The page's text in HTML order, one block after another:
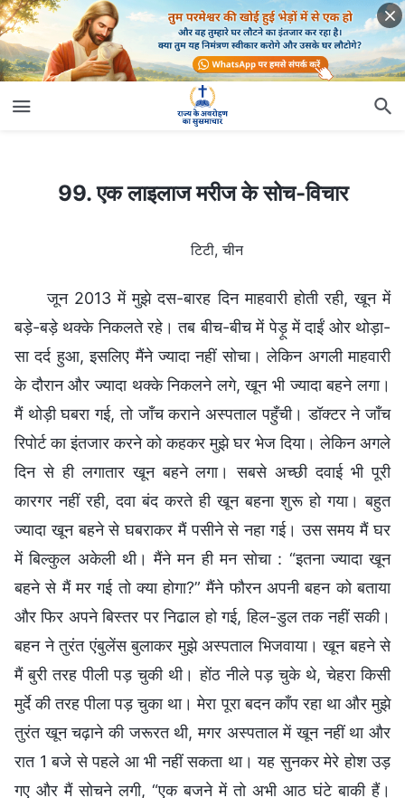
99. एक लाइलाज मरीज के सोच-विचार
टिटी, चीन
जून 2013 में मुझे दस-बारह दिन माहवारी होती रही, खून में
बड़े-बड़े थक्के निकलते रहे। तब बीच-बीच में पेड़ू में दाईं ओर थोड़ा-
सा दर्द हुआ, इसलिए मैंने ज्यादा नहीं सोचा। लेकिन अगली माहवारी
के दौरान और ज्यादा थक्के निकलने लगे, खून भी ज्यादा बहने लगा।
मैं थोड़ी घबरा गई, तो जाँच कराने अस्पताल पहुँची। डॉक्टर ने जाँच
रिपोर्ट का इंतजार करने को कहकर मुझे घर भेज दिया। लेकिन अगले
दिन से ही लगातार खून बहने लगा। सबसे अच्छी दवाई भी पूरी
कारगर नहीं रही, दवा बंद करते ही खून बहना शुरू हो गया। बहुत
ज्यादा खून बहने से घबराकर मैं पसीने से नहा गई। उस समय मैं घर
में बिल्कुल अकेली थी। मैंने मन ही मन सोचा : “इतना ज्यादा खून
बहने से मैं मर गई तो क्या होगा?” मैंने फौरन अपनी बहन को बताया
और फिर अपने बिस्तर पर निढाल हो गई, हिल-डुल तक नहीं सकी।
बहन ने तुरंत एंबुलेंस बुलाकर मुझे अस्पताल भिजवाया। खून बहने से
मैं बुरी तरह पीली पड़ चुकी थी। होंठ नीले पड़ चुके थे, चेहरा किसी
मुर्दे की तरह पीला पड़ चुका था। मेरा पूरा बदन काँप रहा था और मुझे
तुरंत खून चढ़ाने की जरूरत थी, मगर अस्पताल में खून नहीं था और
रात 1 बजे से पहले आ भी नहीं सकता था। यह सुनकर मेरे होश उड़
गए और मैं सोचने लगी, “एक बजने में तो अभी आठ घंटे बाकी हैं।